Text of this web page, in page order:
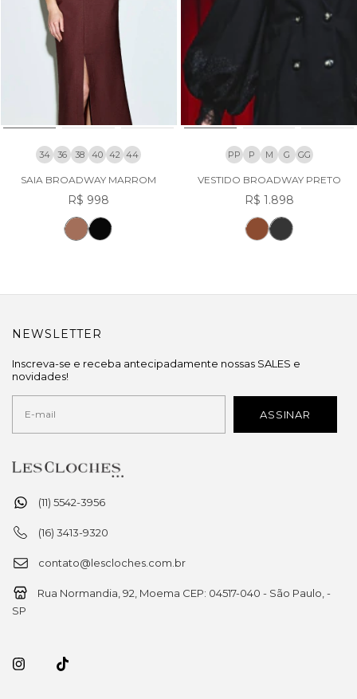
34 36 38 40 42 44
SAIA BROADWAY MARROM
R$ 998
PP P M G GG
VESTIDO BROADWAY PRETO
R$ 1.898
(11) 5542-3956
(16) 3413-9320
contato@lescloches.com.br
Rua Normandia, 92, Moema CEP: 04517-040 - São Paulo, -
SP
NEWSLETTER
Inscreva-se e receba antecipadamente nossas SALES e
novidades!